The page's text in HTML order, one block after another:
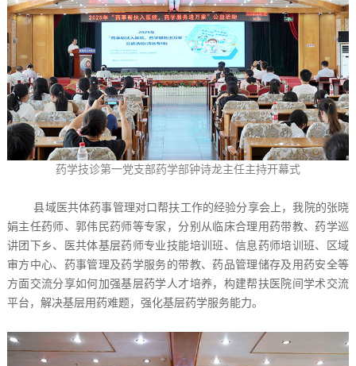
药学技诊第一党支部药学部钟诗龙主任主持开幕式
县域医共体药事管理对口帮扶工作的经验分享会上，我院的张晓
娟主任药师、郭伟民药师等专家，分别从临床合理用药带教、药学巡
讲团下乡、医共体基层药师专业技能培训班、信息药师培训班、区域
审方中心、药事管理及药学服务的带教、药品管理储存及用药安全等
方面交流分享如何加强基层药学人才培养，构建帮扶医院间学术交流
平台，解决基层用药难题，强化基层药学服务能力。